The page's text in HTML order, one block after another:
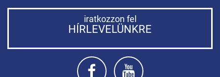
iratkozzon fel
HÍRLEVELÜNKRE